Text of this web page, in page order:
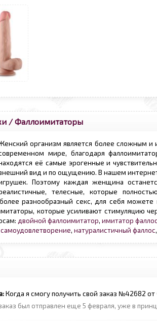
/Фаллоимитаторы
организм является более сложным
мире, благодаря
её самые эрогенные и
вид и по ощущению. В нашем
Поэтому каждая женщина
телесные, которые
разнообразный секс, для себя
которые усиливают стимуляцию
двойной фаллоимитатор,имитатор
самоудовлетворение, натуралистичный фаллос
Когда я смогу получить свой заказ №42682 от
был отправлен еще 5 февраля, уже в